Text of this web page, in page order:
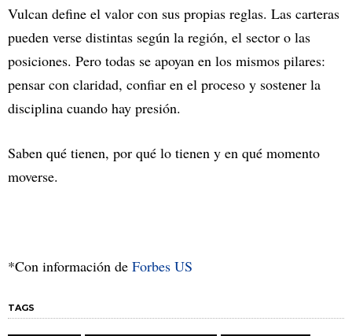
Vulcan define el valor con sus propias reglas. Las carteras
pueden verse distintas según la región, el sector o las
posiciones. Pero todas se apoyan en los mismos pilares:
pensar con claridad, confiar en el proceso y sostener la
disciplina cuando hay presión.
Saben qué tienen, por qué lo tienen y en qué momento
moverse.
*Con información de Forbes US
TAGS